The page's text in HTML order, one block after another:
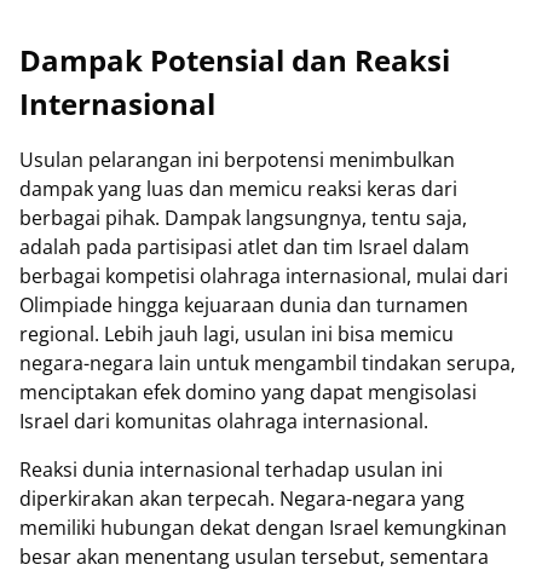
Dampak Potensial dan Reaksi
Internasional
Usulan pelarangan ini berpotensi menimbulkan
dampak yang luas dan memicu reaksi keras dari
berbagai pihak. Dampak langsungnya, tentu saja,
adalah pada partisipasi atlet dan tim Israel dalam
berbagai kompetisi olahraga internasional, mulai dari
Olimpiade hingga kejuaraan dunia dan turnamen
regional. Lebih jauh lagi, usulan ini bisa memicu
negara-negara lain untuk mengambil tindakan serupa,
menciptakan efek domino yang dapat mengisolasi
Israel dari komunitas olahraga internasional.
Reaksi dunia internasional terhadap usulan ini
diperkirakan akan terpecah. Negara-negara yang
memiliki hubungan dekat dengan Israel kemungkinan
besar akan menentang usulan tersebut, sementara